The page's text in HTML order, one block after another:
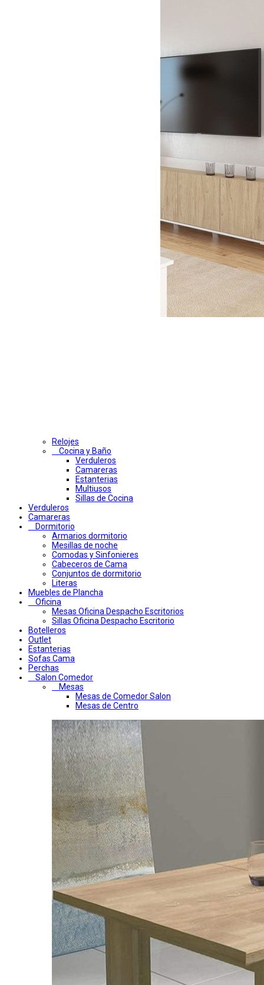
Relojes
Cocina y Baño
Verduleros
Camareras
Estanterias
Multiusos
Sillas de Cocina
Verduleros
Camareras
Dormitorio
Armarios dormitorio
Mesillas de noche
Comodas y Sinfonieres
Cabeceros de Cama
Conjuntos de dormitorio
Literas
Muebles de Plancha
Oficina
Mesas Oficina Despacho Escritorios
Sillas Oficina Despacho Escritorio
Botelleros
Outlet
Estanterias
Sofas Cama
Perchas
Salon Comedor
Mesas
Mesas de Comedor Salon
Mesas de Centro